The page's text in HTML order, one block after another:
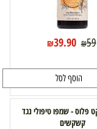
₪59
₪39.90
הוסף לסל
פלוס - שמפו טיפולי נגד
קשקשים